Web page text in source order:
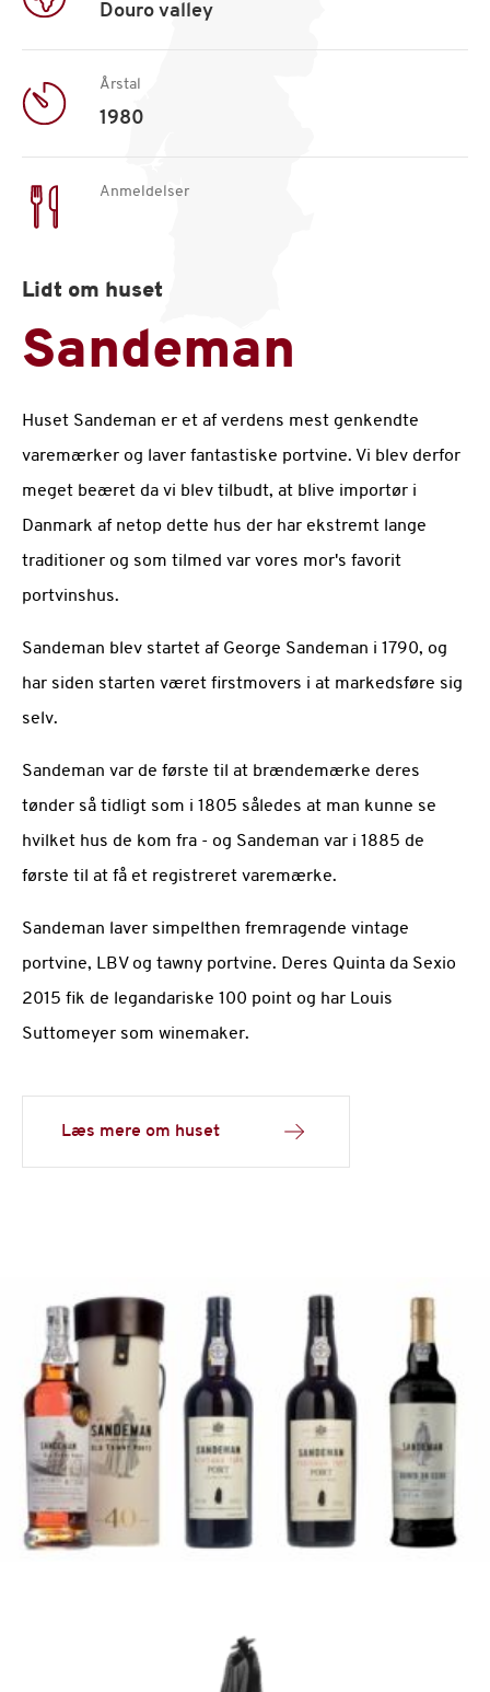
Douro valley
Årstal
1980
Anmeldelser
Lidt om huset
Sandeman
Huset Sandeman er et af verdens mest genkendte
varemærker og laver fantastiske portvine. Vi blev derfor
meget beæret da vi blev tilbudt, at blive importør i
Danmark af netop dette hus der har ekstremt lange
traditioner og som tilmed var vores mor's favorit
portvinshus.
Sandeman blev startet af George Sandeman i 1790, og
har siden starten været firstmovers i at markedsføre sig
selv.
Sandeman var de første til at brændemærke deres
tønder så tidligt som i 1805 således at man kunne se
hvilket hus de kom fra - og Sandeman var i 1885 de
første til at få et registreret varemærke.
Sandeman laver simpelthen fremragende vintage
portvine, LBV og tawny portvine. Deres Quinta da Sexio
2015 fik de legandariske 100 point og har Louis
Suttomeyer som winemaker.
Læs mere om huset